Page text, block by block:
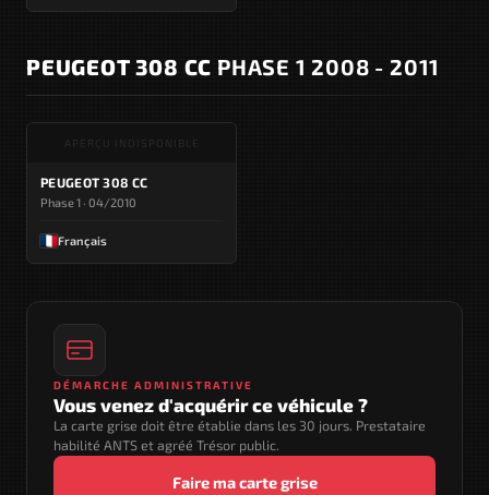
PEUGEOT 308 CC PHASE 1 2008 - 2011
APERÇU INDISPONIBLE
PEUGEOT 308 CC
Phase 1 · 04/2010
Français
DÉMARCHE ADMINISTRATIVE
Vous venez d'acquérir ce véhicule ?
La carte grise doit être établie dans les 30 jours. Prestataire
habilité ANTS et agréé Trésor public.
Faire ma carte grise